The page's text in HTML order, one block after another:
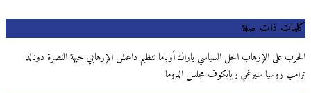
كلمات ذات صلة
الحرب على الإرهاب الحل السياسي باراك أوباما تنظيم داعش الإرهابي جبهة النصرة دونالد
ترامب روسيا سيرغي ريابكوف مجلس الدوما